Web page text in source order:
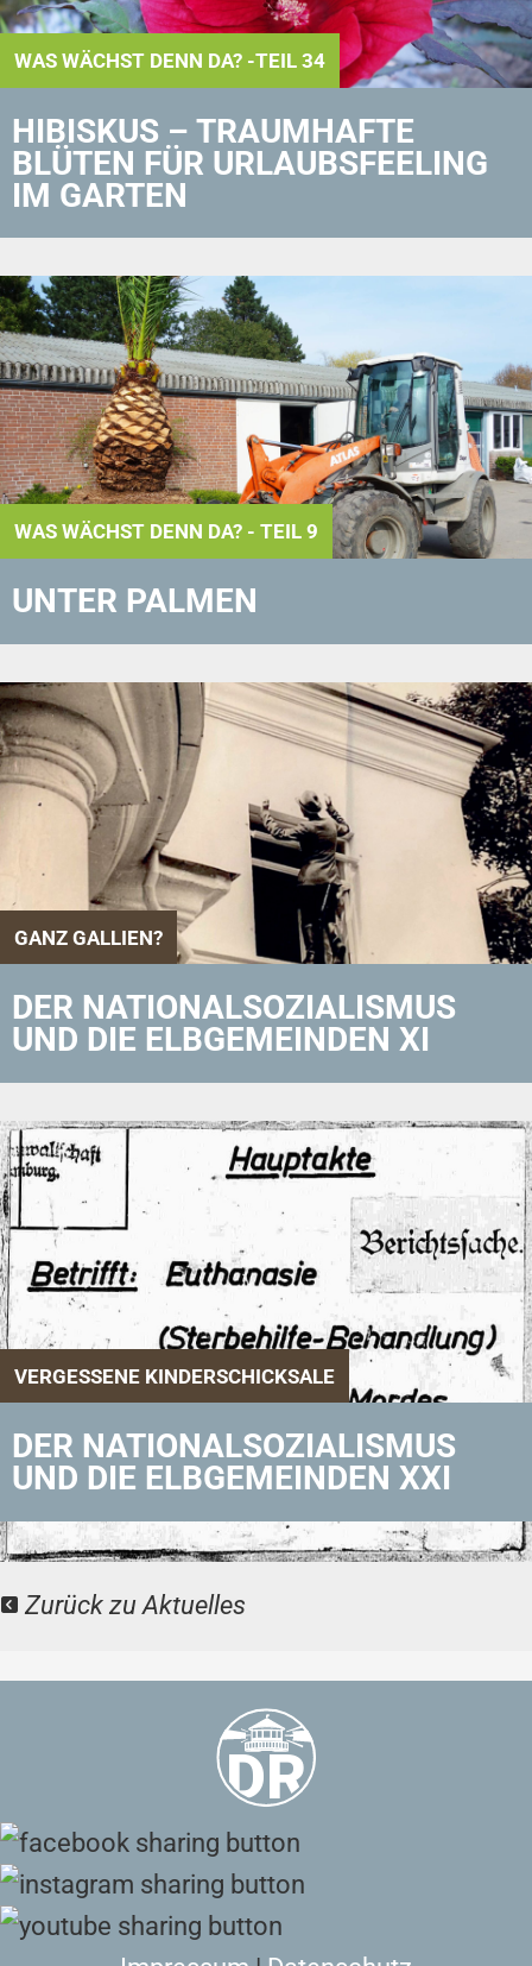
WAS WÄCHST DENN DA? -TEIL 34
HIBISKUS – TRAUMHAFTE
BLÜTEN FÜR URLAUBS­FEELING
IM GARTEN
WAS WÄCHST DENN DA? - TEIL 9
UNTER PALMEN
GANZ GALLIEN?
DER NATIONALSOZIALISMUS
UND DIE ELBGEMEINDEN XI
VERGESSENE KINDERSCHICKSALE
DER NATIONALSOZIALISMUS
UND DIE ELBGEMEINDEN XXI
Zurück zu Aktuelles